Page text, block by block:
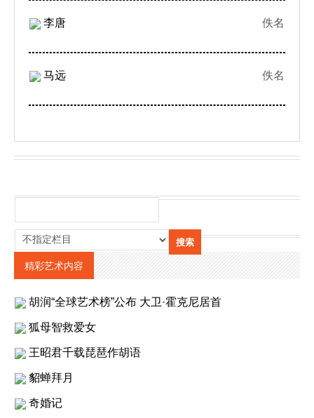
李唐 佚名
马远 佚名
精彩艺术内容
胡润“全球艺术榜”公布 大卫·霍克尼居首
狐母智救爱女
王昭君千载琵琶作胡语
貂蝉拜月
奇婚记